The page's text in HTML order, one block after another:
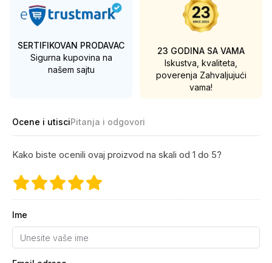
SERTIFIKOVAN PRODAVAC
Sigurna kupovina na
našem sajtu
23 GODINA SA VAMA
Iskustva, kvaliteta,
poverenja Zahvaljujući
vama!
Ocene i utisciPitanja i odgovori
Kako biste ocenili ovaj proizvod na skali od 1 do 5?
Ime